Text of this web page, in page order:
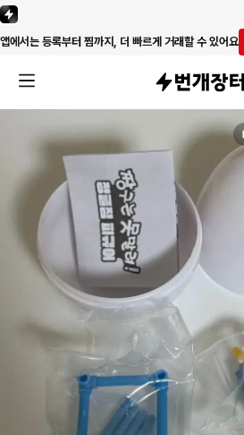
앱에서는 등록부터 찜까지, 더 빠르게 거래할 수 있어요